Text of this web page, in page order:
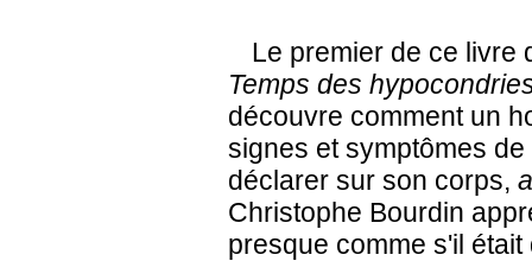
Le premier de ce livre
Temps des
découvre comment un
signes et symptômes
déclarer sur son corps,
Christophe Bourdin
presque comme s'il